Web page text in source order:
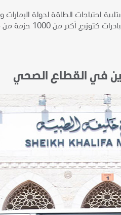
كورونا المستجد كوفيد-19، نواصل التزامنا بتلبية
الرعاية الصحية في إمارة أبوظبي.
في القطاع الصحي